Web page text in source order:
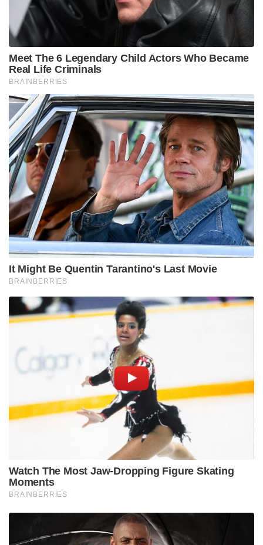
വേണ്ടി അഡ്വ പ്രതാപ് ജി പടിക്കലിനോടൊപ്പം
അഭിഭാഷകരായ ശ്രീദേവി പ്രതാപ്, ശില്പ ശിവൻ,
ഹരീഷ് കാട്ടൂർ എന്നിവരാണ് ഹാജരാകുന്നത്
Tags: rakesh